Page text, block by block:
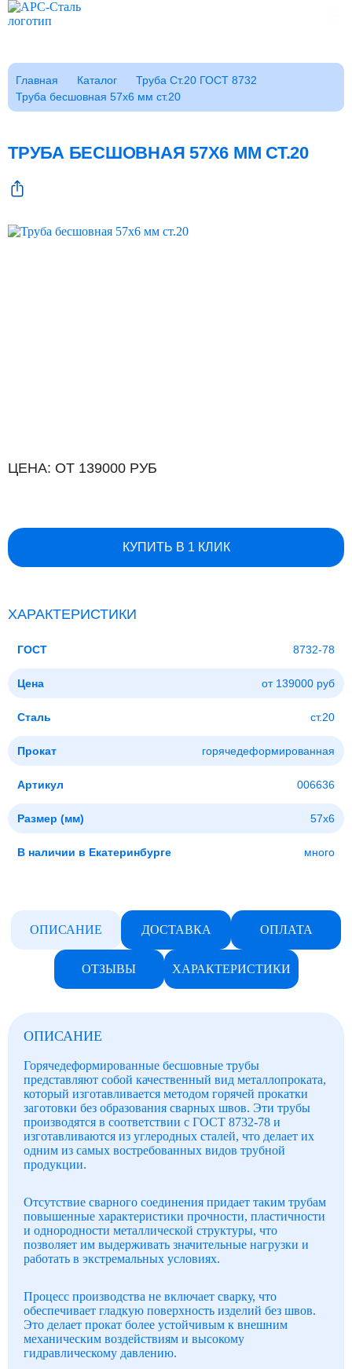
Каталог
Клиентам
ГОСТы
FAQ
Главная Каталог
Труба Ст.20 ГОСТ 8732
Труба бесшовная 57x6 мм ст.20
ТРУБА БЕСШОВНАЯ 57X6 ММ СТ.20
ЦЕНА: ОТ 139000 РУБ
КУПИТЬ В 1 КЛИК
ХАРАКТЕРИСТИКИ
ГОСТ 8732-78
Цена от 139000 руб
Сталь ст.20
Прокат горячедеформированная
Артикул 006636
Размер (мм) 57x6
В наличии в Екатеринбурге много
ОПИСАНИЕ ДОСТАВКА ОПЛАТА
ОТЗЫВЫ ХАРАКТЕРИСТИКИ
ОПИСАНИЕ
Горячедеформированные бесшовные трубы
представляют собой качественный вид металлопроката,
который изготавливается методом горячей прокатки
заготовки без образования сварных швов. Эти трубы
производятся в соответствии с ГОСТ 8732-78 и
изготавливаются из углеродных сталей, что делает их
одним из самых востребованных видов трубной
продукции.
Отсутствие сварного соединения придает таким трубам
повышенные характеристики прочности, пластичности
и однородности металлической структуры, что
позволяет им выдерживать значительные нагрузки и
работать в экстремальных условиях.
Процесс производства не включает сварку, что
обеспечивает гладкую поверхность изделий без швов.
Это делает прокат более устойчивым к внешним
механическим воздействиям и высокому
гидравлическому давлению.